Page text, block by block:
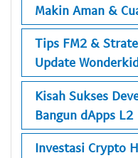
Makin Aman &
Tips FM2 &
Update
Kisah Sukses
Bangun dApps L2
Investasi Crypto